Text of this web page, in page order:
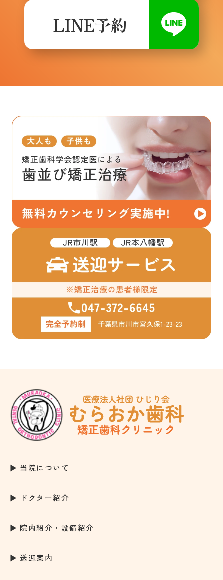
LINE予約
当院について
ドクター紹介
院内紹介・設備紹介
送迎案内